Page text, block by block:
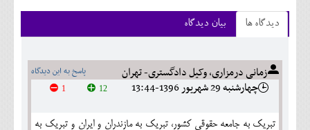
دیدگاه ها بیان دیدگاه
زمانی درمزاری، وکیل دادگستری- تهران پاسخ به این دیدگاه
12
1 چهارشنبه 29 شهريور 1396-13:44
تبریک به جامعه حقوقی کشور، تبریک به مازندران و ایران و تبریک به